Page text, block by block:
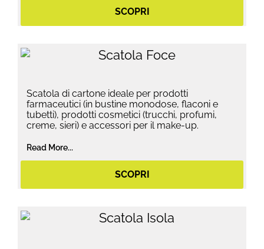
SCOPRI
Scatola di cartone ideale per prodotti
farmaceutici (in bustine monodose, flaconi e
tubetti), prodotti cosmetici (trucchi, profumi,
creme, sieri) e accessori per il make-up.
Read More...
SCOPRI